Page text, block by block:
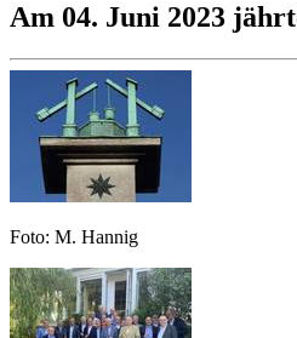
Am 04. Juni 2023
Foto: M. Hannig